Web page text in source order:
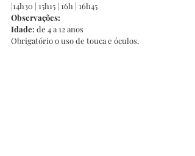
|14h30 | 15h15 | 16h | 16h45
Observações:
Idade: de 4 a 12 anos
Obrigatório o uso de touca e óculos.